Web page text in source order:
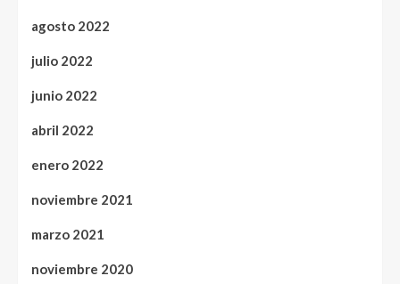
agosto 2022
julio 2022
junio 2022
abril 2022
enero 2022
noviembre 2021
marzo 2021
noviembre 2020